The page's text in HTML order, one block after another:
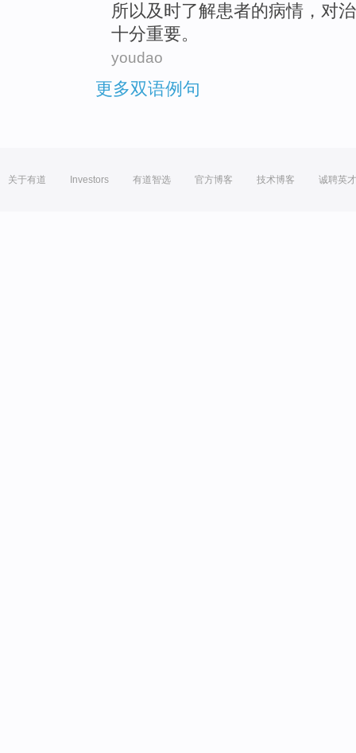
所以及时了解患者的病情 ， 对
十分重要。
youdao
更多双语例句
关于有道 Investors 有道智选 官方博客 技术博客 诚聘英才